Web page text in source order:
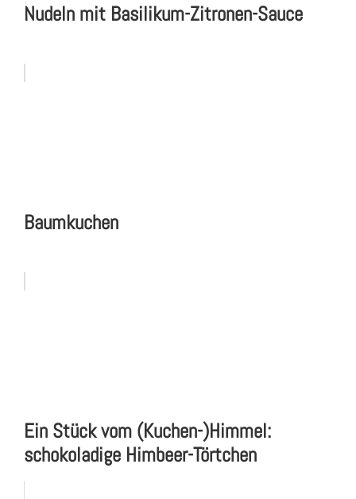
Nudeln mit Basilikum-Zitronen-Sauce
Baumkuchen
Ein Stück vom (Kuchen-)Himmel:
schokoladige Himbeer-Törtchen